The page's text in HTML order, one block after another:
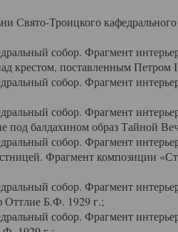
Свято-Троицкого
собор. Фрагмент
крестом, поставленным
собор. Фрагмент
собор. Фрагмент
под балдахином образ Тайной
собор. Фрагмент
Фрагмент композиции
собор. Фрагмент
Оттлие Б.Ф. 1929 г.;
собор. Фрагмент